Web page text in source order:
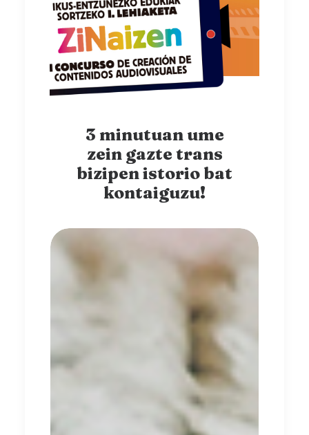
3 minutuan ume
zein gazte trans
bizipen istorio bat
kontaiguzu!